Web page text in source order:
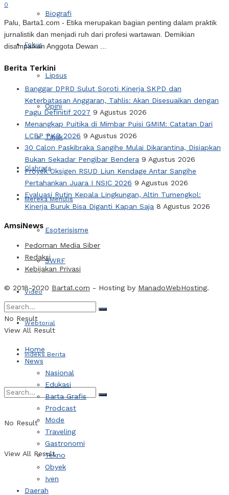
Biografi
Fokus
Lipsus
Opini
Tajuk
Olahraga
Mereka Menulis
Esoterisisme
SWRF
Video
Webtorial
Indeks Berita
No Result
View All Result
0
Palu, Barta1.com - Etika merupakan bagian penting dalam praktik
jurnalistik dan menjadi ruh dari profesi wartawan. Demikian
disampaikan Anggota Dewan ...
Berita Terkini
Banggar DPRD Sulut Soroti Kinerja SKPD dan
Keterbatasan Anggaran, Tahlis: Akan Disesuaikan dengan
Pagu Definitif 2027 9 Agustus 2026
Menangkap Puitika di Mimbar Puisi GMIM: Catatan Dari
LCBP PKB 2026 9 Agustus 2026
30 Calon Paskibraka Sangihe Mulai Dikarantina, Disiapkan
Bukan Sekadar Pengibar Bendera 9 Agustus 2026
Proyek Oksigen RSUD Liun Kendage Antar Sangihe
Pertahankan Juara I NSIC 2026 9 Agustus 2026
Evaluasi Rutin Kepala Lingkungan, Altin Tumengkol:
Kinerja Buruk Bisa Diganti Kapan Saja 8 Agustus 2026
AmsiNews
Pedoman Media Siber
Redaksi
Kebijakan Privasi
© 2018-2020 Barta1.com - Hosting by ManadoWebHosting.
No Result
View All Result
Home
News
Nasional
Edukasi
Barta Grafis
Prodcast
Mode
Traveling
Gastronomi
Tekno
Obyek
Iven
Daerah